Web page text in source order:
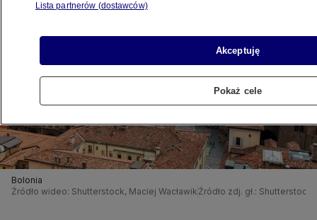
Bolonia
Źródło wideo: Shutterstock, Maciej Wacławik Źródło zdj. gł.: Shutterstock
Lista partnerów (dostawców)
Akceptuję
Pokaż cele